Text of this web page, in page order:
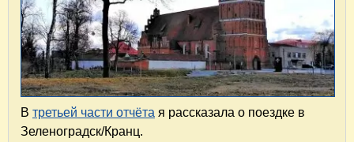
В третьей части отчёта я рассказала о поездке в
Зеленоградск/Кранц.